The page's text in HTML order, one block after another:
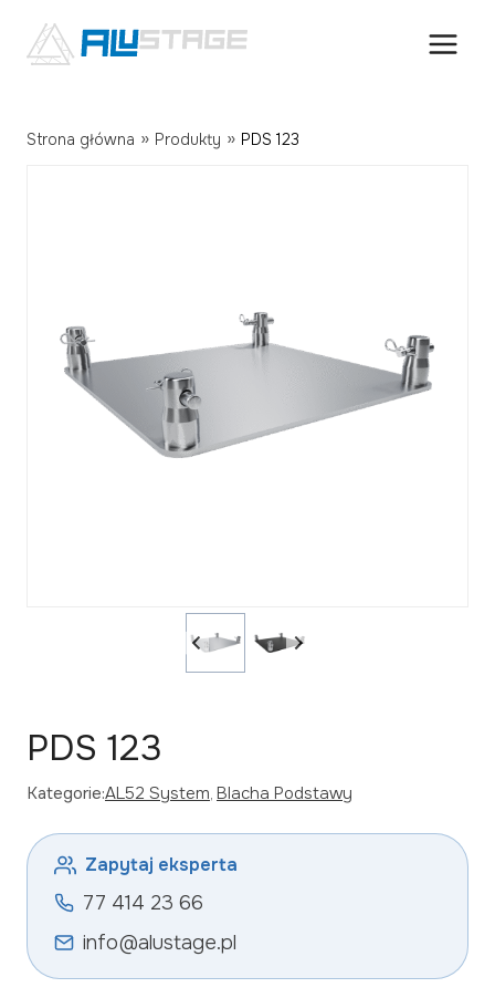
Strona główna » Produkty » PDS 123
PDS 123
Kategorie:AL52 System, Blacha Podstawy
Zapytaj eksperta
77 414 23 66
info@alustage.pl